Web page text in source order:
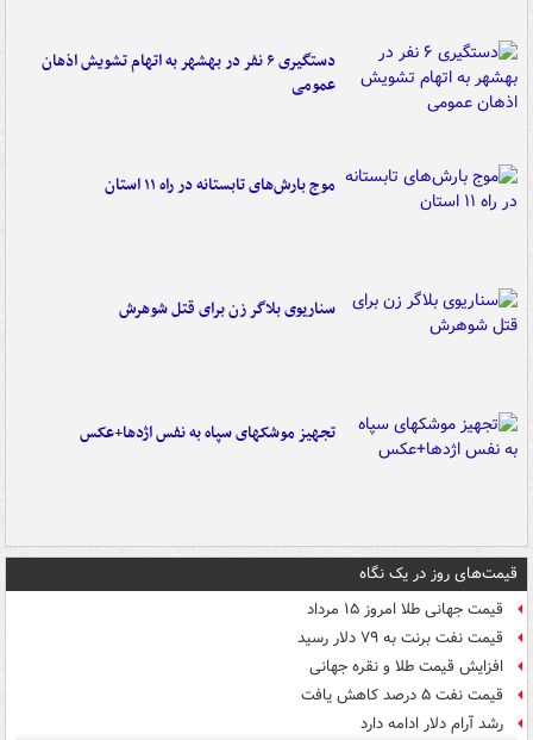
دستگیری ۶ نفر در بهشهر به اتهام تشویش اذهان
عمومی
موج بارش‌های تابستانه در راه ۱۱ استان
سناریوی بلاگر زن برای قتل شوهرش
تجهیز موشکهای سپاه به نفس اژدها+عکس
قیمت‌های روز در یک نگاه
قیمت جهانی طلا امروز ۱۵ مرداد
قیمت نفت برنت به ۷۹ دلار رسید
افزایش قیمت طلا و نقره جهانی
قیمت نفت ۵ درصد کاهش یافت
رشد آرام دلار ادامه دارد